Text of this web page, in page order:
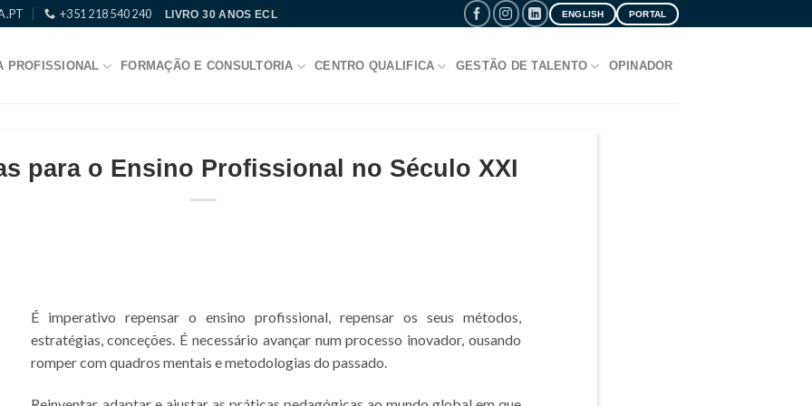
+351 218 540 240 LIVRO 30 ANOS ECL ENGLISH PORTAL
PROFISSIONAL FORMAÇÃO E CONSULTORIA CENTRO QUALIFICA GESTÃO DE TALENTO OPINADOR
para o Ensino Profissional no Século XXI
É imperativo repensar o ensino profissional, repensar os seus métodos,
estratégias, conceções. É necessário avançar num processo inovador, ousando
romper com quadros mentais e metodologias do passado.